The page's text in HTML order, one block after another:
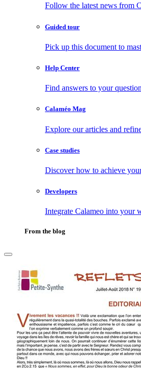
Follow the latest news from
Guided tour
Pick up this document to
Help Center
Find answers to your
Calaméo Mag
Explore our articles and
Case studies
Discover how to achieve
Developers
Integrate Calameo into your
From the blog